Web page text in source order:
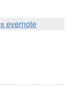
в evernote